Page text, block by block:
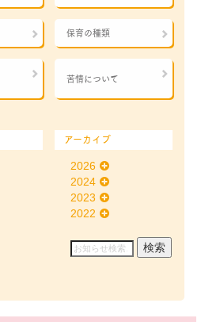
保育の種類
苦情について
アーカイブ
2026
2024
2023
2022